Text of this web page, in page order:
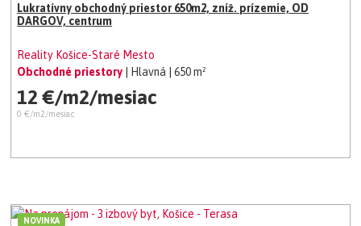
Lukratívny obchodný priestor 650m2, zníž. prízemie, OD
DARGOV, centrum
Reality Košice-Staré Mesto
Obchodné priestory
| Hlavná | 650 m²
12 €/m2/mesiac
0 €/m2/mesiac
NOVINKA